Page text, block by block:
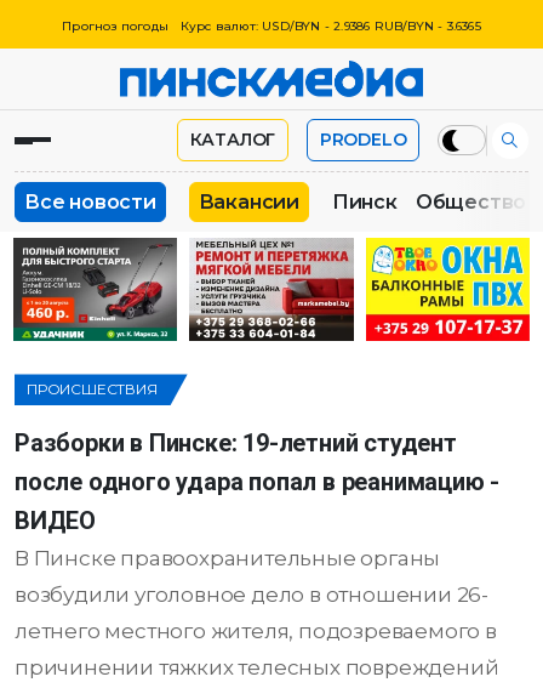
Прогноз погоды Курс валют: USD/BYN - 2.9386 RUB/BYN - 3.6365
КАТАЛОГ PRODELO
Все новости Вакансии Пинск Общество
ПРОИСШЕСТВИЯ
Разборки в Пинске: 19-летний студент
после одного удара попал в реанимацию -
ВИДЕО
В Пинске правоохранительные органы
возбудили уголовное дело в отношении 26-
летнего местного жителя, подозреваемого в
причинении тяжких телесных повреждений